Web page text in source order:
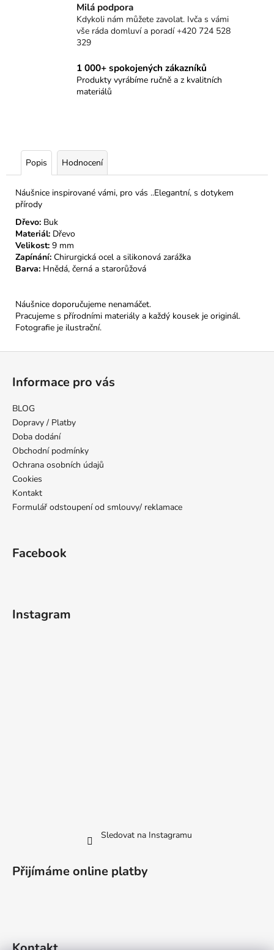
Milá podpora
Kdykoli nám můžete zavolat. Ivča s vámi
vše ráda domluví a poradí +420 724 528
329
1 000+ spokojených zákazníků
Produkty vyrábíme ručně a z kvalitních
materiálů
Popis Hodnocení
Náušnice inspirované vámi, pro vás ..Elegantní, s dotykem
přírody
Dřevo: Buk
Materiál: Dřevo
Velikost: 9 mm
Zapínání: Chirurgická ocel a silikonová zarážka
Barva: Hnědá, černá a starorůžová
Náušnice doporučujeme nenamáčet.
Pracujeme s přírodními materiály a každý kousek je originál.
Fotografie je ilustrační.
Informace pro vás
BLOG
Dopravy / Platby
Doba dodání
Obchodní podmínky
Ochrana osobních údajů
Cookies
Kontakt
Formulář odstoupení od smlouvy/ reklamace
Facebook
Instagram
Sledovat na Instagramu
Přijímáme online platby